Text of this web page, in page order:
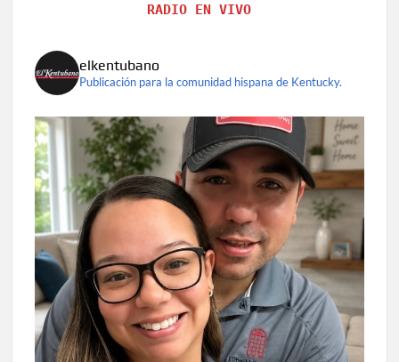
RADIO EN VIVO
elkentubano
Publicación para la comunidad hispana de Kentucky.